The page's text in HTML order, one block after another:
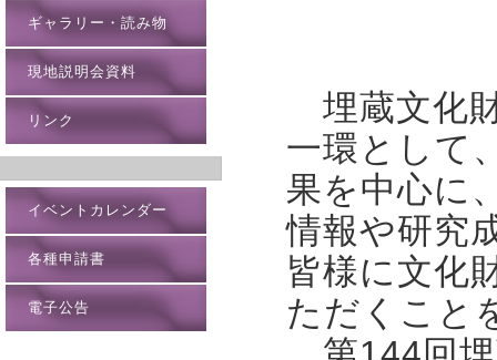
埋蔵文化
一環として
果を中心に
情報や研究
皆様に文化
ただくこと
ギャラリー・読み物
現地説明会資料
リンク
イベントカレンダー
各種申請書
電子公告